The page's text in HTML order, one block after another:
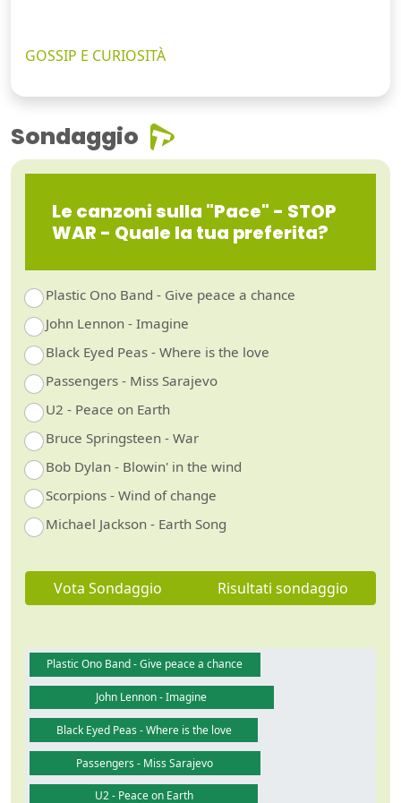
GOSSIP E CURIOSITÀ
Sondaggio
Le canzoni sulla "Pace" - STOP
WAR - Quale la tua preferita?
Plastic Ono Band - Give peace a chance
John Lennon - Imagine
Black Eyed Peas - Where is the love
Passengers - Miss Sarajevo
U2 - Peace on Earth
Bruce Springsteen - War
Bob Dylan - Blowin' in the wind
Scorpions - Wind of change
Michael Jackson - Earth Song
Vota Sondaggio Risultati sondaggio
Plastic Ono Band - Give peace a chance
John Lennon - Imagine
Black Eyed Peas - Where is the love
Passengers - Miss Sarajevo
U2 - Peace on Earth